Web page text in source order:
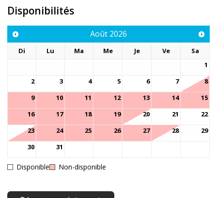
Disponibilités
Août 2026
Di Lu Ma Me Je Ve
Sa
1
2
3 4 5 6 7
8
9
10 11 12 13 14
15
16
17 18 19 20 21
22
23
24 25 26 27 28
29
30
31
Disponible Non-disponible